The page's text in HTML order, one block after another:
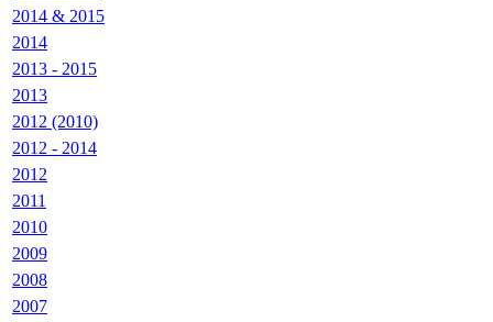
2014 & 2015
2014
2013 - 2015
2013
2012 (2010)
2012 - 2014
2012
2011
2010
2009
2008
2007